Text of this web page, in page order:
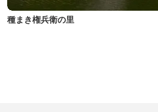
種まき権兵衛の里